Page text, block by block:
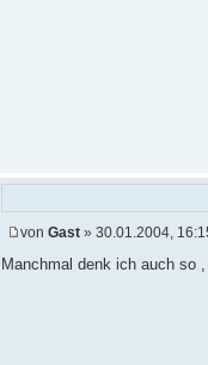
von Gast » 30.01.2004,
Manchmal denk ich auch so